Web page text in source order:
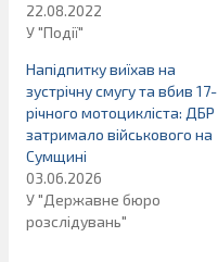
22.08.2022
У "Події"
Напідпитку виїхав на
зустрічну смугу та вбив 17-
річного мотоцикліста: ДБР
затримало військового на
Сумщині
03.06.2026
У "Державне бюро
розслідувань"